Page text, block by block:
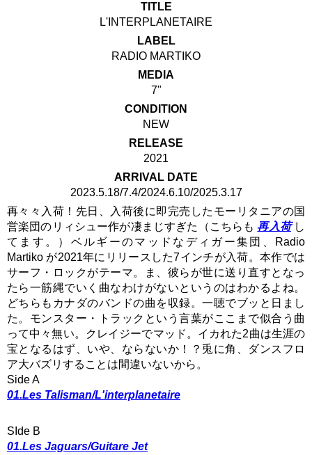
TITLE
L'INTERPLANETAIRE
LABEL
RADIO MARTIKO
MEDIA
7"
CONDITION
NEW
RELEASE
2021
ARRIVAL DATE
2023.5.18/7.4/2024.6.10/2025.3.17
再々々入荷！先日、入荷後に即完売したモーリタニアの国
営楽団のリィシュー作が凄まじすぎた（こちらも再入荷し
てます。）ベルギーのマッドなディガー集団、Radio
Martiko が2021年にリリースした7インチが入荷。本作では
サーフ・ロックがテーマ。ま、彼らが世に送り直すとなっ
たら一筋縄でいく曲なわけがないというのはわかるよね。
どちらもカナダのバンドの曲を収録。一聴でブッと日まし
た。モンスター・トラックという言葉がここまで似合う曲
って中々無い。クレイジーでマッド。イカれた2曲は生涯の
宝となるはず、いや、ならないか！？兎に角、ダンスフロ
ア大バズリすることは間違いないから。
Side A
01.Les Talisman/L'interplanetaire
SIde B
01.Les Jaguars/Guitare Jet